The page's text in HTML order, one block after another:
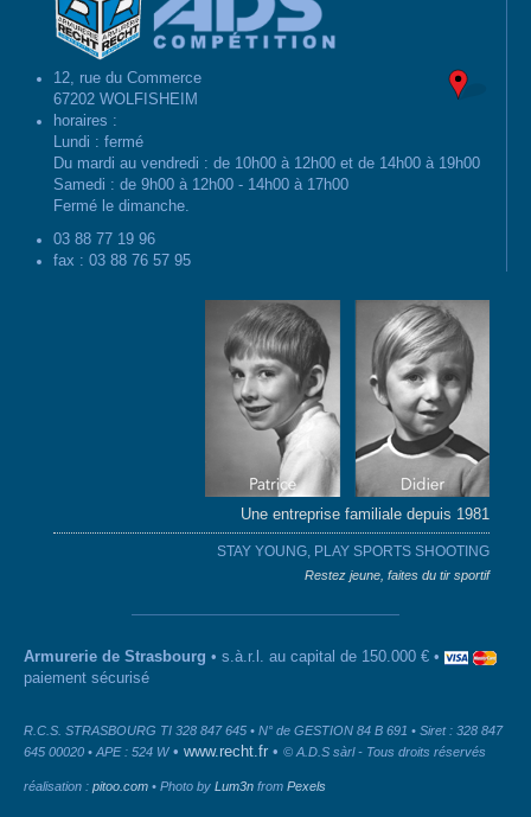
12, rue du Commerce
67202 WOLFISHEIM
horaires :
Lundi : fermé
Du mardi au vendredi : de 10h00 à 12h00 et de 14h00 à 19h00
Samedi : de 9h00 à 12h00 - 14h00 à 17h00
Fermé le dimanche.
03 88 77 19 96
fax : 03 88 76 57 95
Une entreprise familiale depuis 1981
STAY YOUNG, PLAY SPORTS SHOOTING
Restez jeune, faites du tir sportif
Armurerie de Strasbourg • s.à.r.l. au capital de 150.000 € •
paiement sécurisé
R.C.S. STRASBOURG TI 328 847 645 • N° de GESTION 84 B 691 • Siret : 328 847
645 00020 • APE : 524 W• www.recht.fr • © A.D.S sàrl - Tous droits réservés
réalisation : pitoo.com • Photo by Lum3n from Pexels